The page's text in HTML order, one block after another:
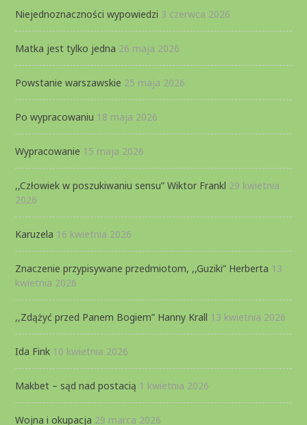
Niejednoznaczności wypowiedzi 3 czerwca 2026
Matka jest tylko jedna 26 maja 2026
Powstanie warszawskie 25 maja 2026
Po wypracowaniu 18 maja 2026
Wypracowanie 15 maja 2026
,,Człowiek w poszukiwaniu sensu” Wiktor Frankl 29 kwietnia
2026
Karuzela 16 kwietnia 2026
Znaczenie przypisywane przedmiotom, ,,Guziki” Herberta 13
kwietnia 2026
,,Zdążyć przed Panem Bogiem” Hanny Krall 13 kwietnia 2026
Ida Fink 10 kwietnia 2026
Makbet – sąd nad postacią 1 kwietnia 2026
Wojna i okupacja 29 marca 2026